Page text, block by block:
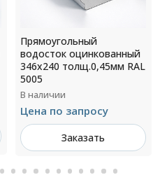
Прямоугольный
водосток оцинкованный
346х240 толщ.0,45мм RAL
5005
В наличии
Цена по запросу
Заказать